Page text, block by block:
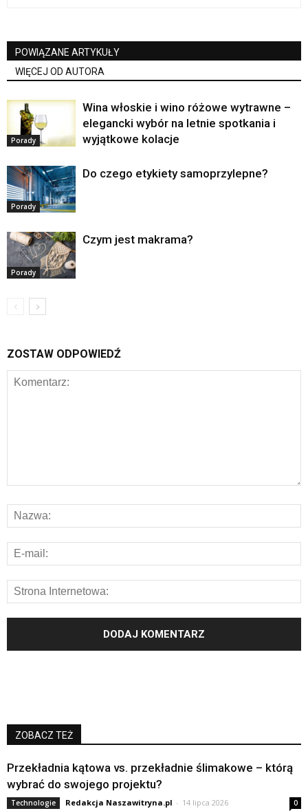
POWIĄZANE ARTYKUŁY
WIĘCEJ OD AUTORA
Porady
Wina włoskie i wino różowe wytrawne –
elegancki wybór na letnie spotkania i
wyjątkowe kolacje
Porady
Do czego etykiety samoprzylepne?
Porady
Czym jest makrama?
ZOSTAW ODPOWIEDŹ
ZOBACZ TEŻ
Przekładnia kątowa vs. przekładnie ślimakowe – którą
wybrać do swojego projektu?
Technologie Redakcja Naszawitryna.pl - 14 lipca 2026 0